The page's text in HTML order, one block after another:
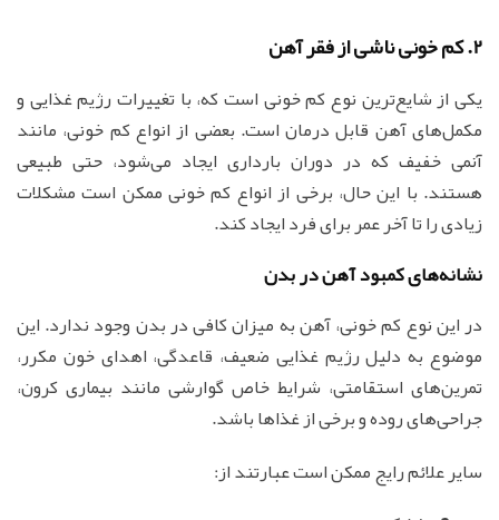
2. کم خونی ناشی از فقر آهن
یکی از شایع‌ترین نوع کم خونی است که، با تغییرات رژیم غذایی و
مکمل‌های آهن قابل درمان است. بعضی از انواع کم خونی، مانند
آنمی خفیف که در دوران بارداری ایجاد می‌شود، حتی طبیعی
هستند. با این حال، برخی از انواع کم خونی ممکن است مشکلات
زیادی را تا آخر عمر برای فرد ایجاد کند.
نشانه‌های کمبود آهن در بدن
در این نوع کم خونی، آهن به میزان کافی در بدن وجود ندارد. این
موضوع به دلیل رژیم غذایی ضعیف، قاعدگی، اهدای خون مکرر،
تمرین‌های استقامتی، شرایط خاص گوارشی مانند بیماری کرون،
جراحی‌های روده و برخی از غذاها باشد.
سایر علائم رایج ممکن است عبارتند از: